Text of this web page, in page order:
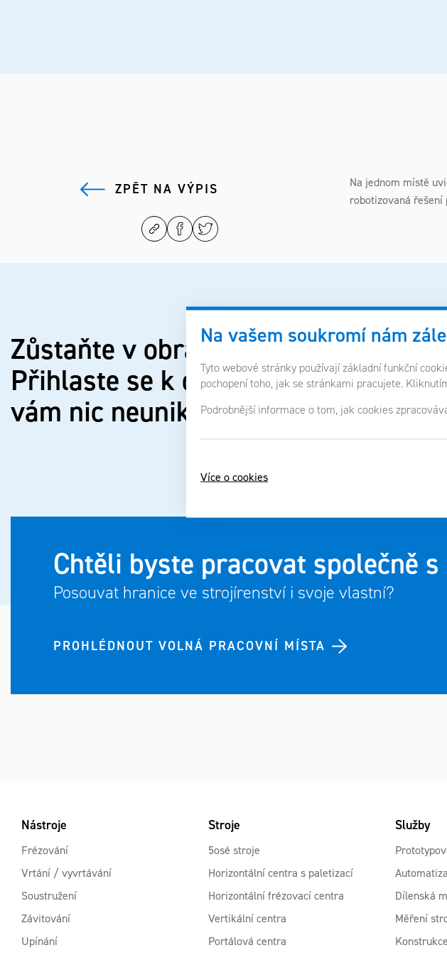
Na vašem soukromí nám
Tyto webové stránky používají základní funkční
pochopení toho, jak se stránkami pracujete.
Podrobnější informace o tom, jak cookies
Více o cookies
ZPĚT NA VÝPIS Na jednom místě
robotizovaná
Zůstaňte v obraze.
Přihlaste se k odběru a už
vám nic neunikne.Nikdy.
Chtěli byste pracovat společně
Posouvat hranice ve strojírenství i svoje vlastní?
PROHLÉDNOUT VOLNÁ PRACOVNÍ MÍSTA
Nástroje
Frézování
Vrtání / vyvrtávání
Soustružení
Závitování
Upínání
Stroje
5osé stroje
Horizontální centra s paletizací
Horizontální frézovací centra
Vertikální centra
Portálová centra
Služby
Dílenská
Měření